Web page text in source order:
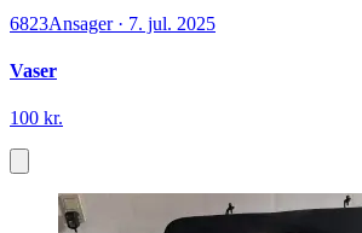
6823Ansager· 7. jul. 2025
Vaser
100 kr.